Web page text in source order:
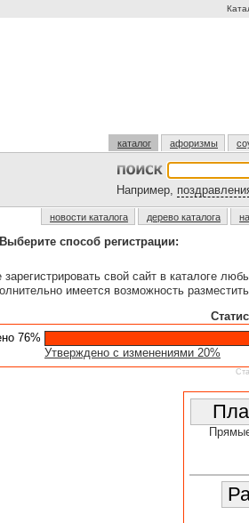
каталог афоризмы
Например,
новости каталога дерево каталога
способ регистрации:
свой сайт в каталоге
имеется возможность
76%
Утверждено с изменениями 20%